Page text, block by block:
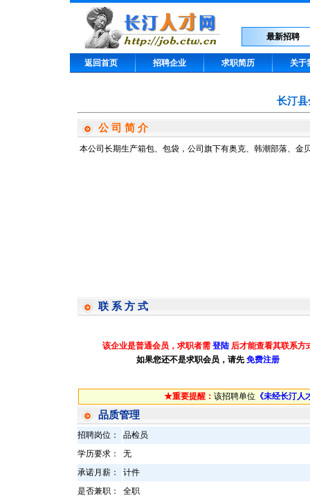
最新招聘
返回首页 招聘企业 求职简历 关于
长汀
公 司 简 介
本公司长期生产箱包、包袋，公司旗下有奥克、韩潮部落、金
联 系 方 式
该企业是普通会员，求职者需 登陆后才能查看其联系方
如果您还不是求职会员，请先 免费注册
★重要提醒： 该招聘单位 《未经长汀人
品质管理
招聘岗位：
品检员
学历要求：
无
承诺月薪：
计件
是否兼职：
全职